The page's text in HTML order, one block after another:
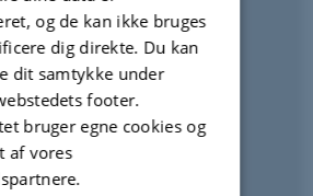
DPU
DPU
UCSyd
UCL
og de kan ikke bruges
dig direkte. Du kan
dit samtykke under
footer.
bruger egne cookies og
af vores